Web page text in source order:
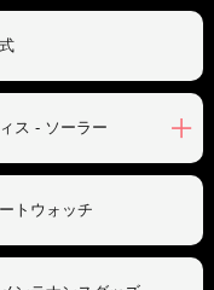
ス - ソーラー
トウォッチ